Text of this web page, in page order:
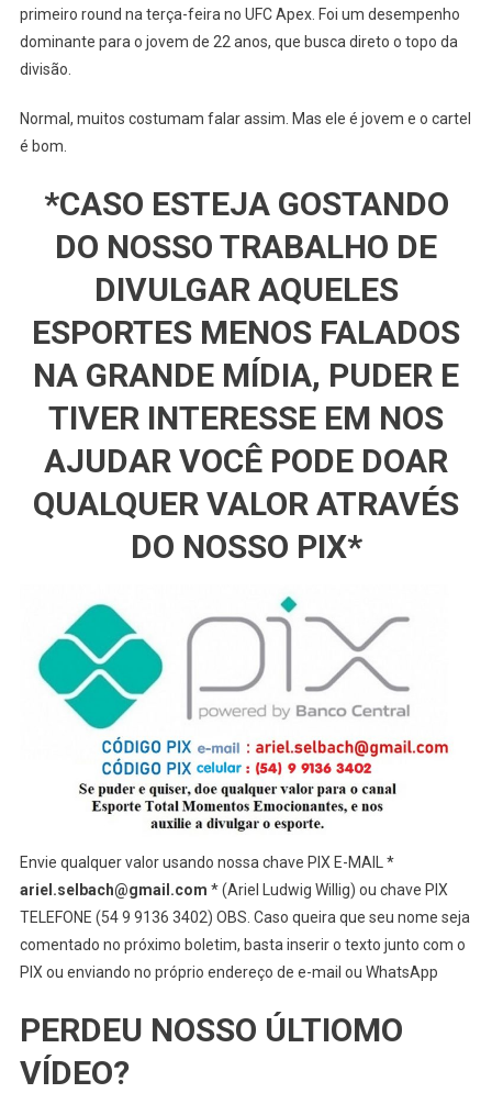
primeiro round na terça-feira no UFC Apex. Foi um desempenho
dominante para o jovem de 22 anos, que busca direto o topo da
divisão.
Normal, muitos costumam falar assim. Mas ele é jovem e o cartel
é bom.
*CASO ESTEJA GOSTANDO
DO NOSSO TRABALHO DE
DIVULGAR AQUELES
ESPORTES MENOS FALADOS
NA GRANDE MÍDIA, PUDER E
TIVER INTERESSE EM NOS
AJUDAR VOCÊ PODE DOAR
QUALQUER VALOR ATRAVÉS
DO NOSSO PIX*
Envie qualquer valor usando nossa chave PIX E-MAIL *
ariel.selbach@gmail.com * (Ariel Ludwig Willig) ou chave PIX
TELEFONE (54 9 9136 3402) OBS. Caso queira que seu nome seja
comentado no próximo boletim, basta inserir o texto junto com o
PIX ou enviando no próprio endereço de e-mail ou WhatsApp
PERDEU NOSSO ÚLTIOMO
VÍDEO?